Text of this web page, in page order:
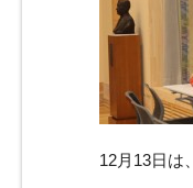
12月13日は